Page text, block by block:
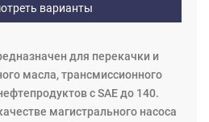
варианты
для перекачки и
масла, трансмиссионного
с SAE до 140.
магистрального насоса